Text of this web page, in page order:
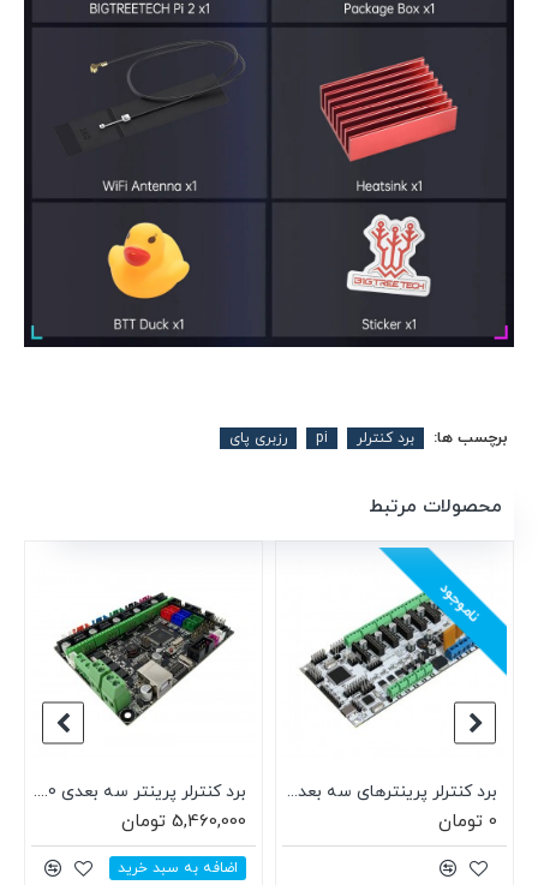
برچسب ها: برد کنترلر pi رزبری پای
محصولات مرتبط
ناموجود
برد کنترلر پرینترهای سه بعدی RUMBA
0 تومان
برد کنترلر پرینتر سه بعدی MKS GEN-L V1.0
5,460,000 تومان
اضافه به سبد خرید